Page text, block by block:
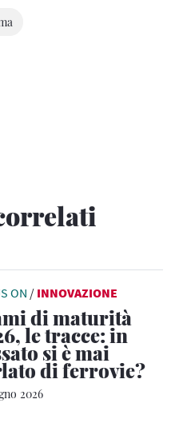
ON / INNOVAZIONE
di maturità
le tracce: in
si è mai
di ferrovie?
2026